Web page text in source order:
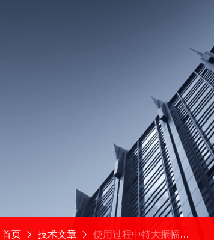
首页 技术文章 使用过程中特大振幅单层摇瓶机需要多加注意什么